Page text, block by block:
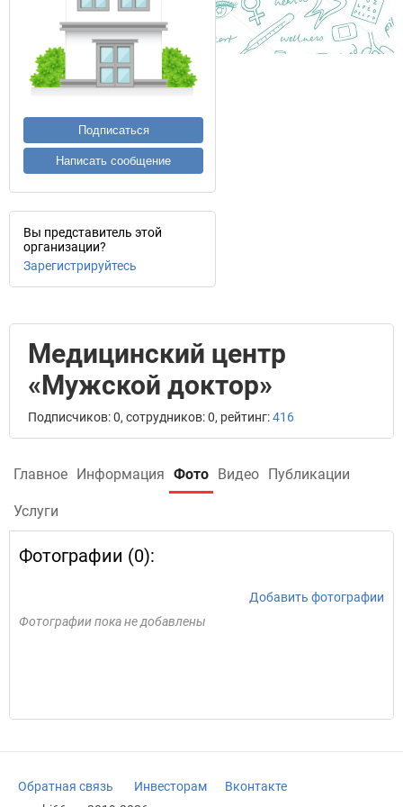
Подписаться
Написать сообщение
Вы представитель этой
организации?
Зарегистрируйтесь
Медицинский центр
«Мужской доктор»
Подписчиков: 0, сотрудников: 0, рейтинг:416
Главное Информация Фото Видео Публикации
Услуги
Фотографии (0):
Добавить фотографии
Фотографии пока не добавлены
Обратная связь Инвесторам
Вконтакте